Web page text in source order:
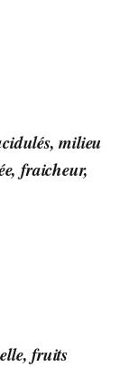
milieu
fraicheur,
fruits